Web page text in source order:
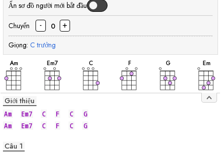
Ẩn sơ đồ người mới bắt đầu
Chuyển - 0 +
Giọng: C trưởng
Am
hợp
Em7
hợp
C
hợp
F
hợp
G
hợp
Em
hợp
Giới thiệu
Am Em7 C F C
G
Am
Em7 C F C G
Câu 1